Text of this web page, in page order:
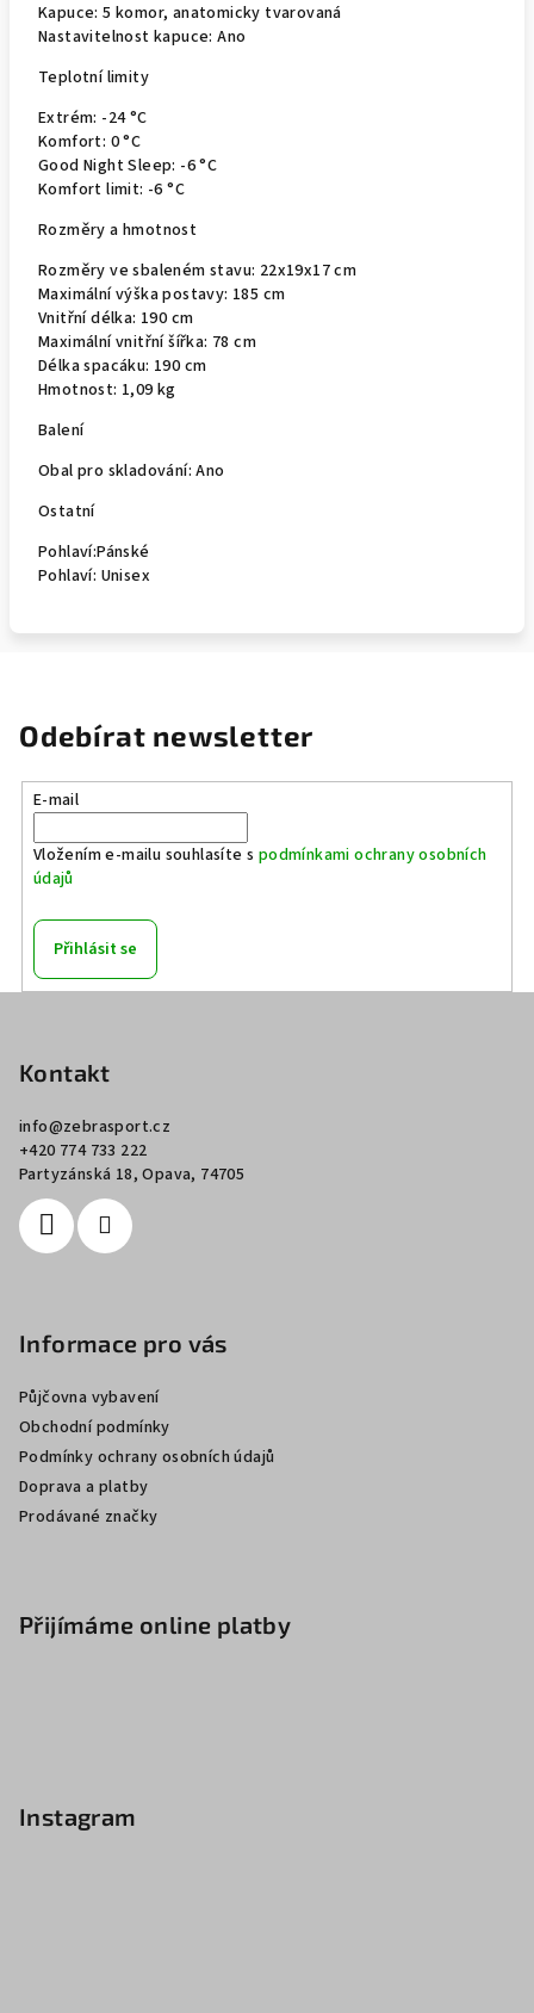
Kapuce:5 komor, anatomicky tvarovaná
Nastavitelnost kapuce:Ano
Teplotní limity
Extrém: -24 °C
Komfort: 0 °C
Good Night Sleep: -6 °C
Komfort limit: -6 °C
Rozměry a hmotnost
Rozměry ve sbaleném stavu: 22x19x17 cm
Maximální výška postavy: 185 cm
Vnitřní délka: 190 cm
Maximální vnitřní šířka: 78 cm
Délka spacáku: 190 cm
Hmotnost: 1,09 kg
Balení
Obal pro skladování:Ano
Ostatní
Pohlaví:Pánské
Pohlaví: Unisex
Odebírat newsletter
E-mail
Vložením e-mailu souhlasíte s podmínkami ochrany osobních
údajů
Přihlásit se
Kontakt
info@zebrasport.cz
+420 774 733 222
Partyzánská 18, Opava, 74705
Informace pro vás
Půjčovna vybavení
Obchodní podmínky
Podmínky ochrany osobních údajů
Doprava a platby
Prodávané značky
Přijímáme online platby
Instagram